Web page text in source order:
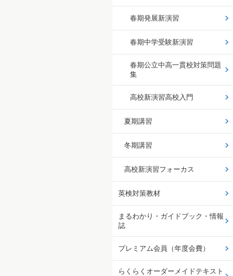
春期発展新演習
春期中学受験新演習
春期公立中高一貫校対策問題
集
高校新演習高校入門
夏期講習
冬期講習
高校新演習フォーカス
英検対策教材
まるわかり・ガイドブック・情報
誌
プレミアム会員（年度会費）
らくらくオーダーメイドテキスト